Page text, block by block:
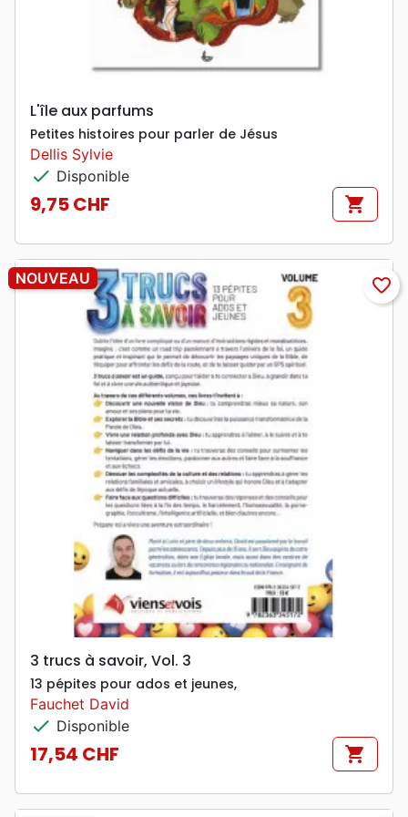
L'île aux parfums
Petites histoires pour parler de Jésus
Dellis Sylvie
check Disponible
Prix
9,75 CHF shopping_cart
NOUVEAU favorite_border
3 trucs à savoir, Vol. 3
13 pépites pour ados et jeunes,
Fauchet David
check Disponible
Prix
17,54 CHF shopping_cart